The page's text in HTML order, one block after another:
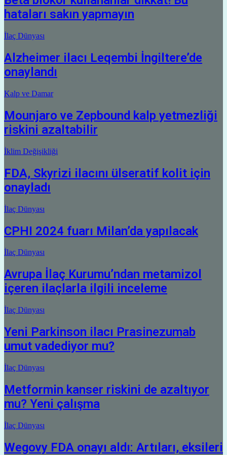
hataları sakın yapmayın
İlaç Dünyası
Alzheimer ilacı Leqembi İngiltere’de
onaylandı
Kalp ve Damar
Mounjaro ve Zepbound kalp yetmezliği
riskini azaltabilir
İklim Değişikliği
FDA, Skyrizi ilacını ülseratif kolit için
onayladı
İlaç Dünyası
CPHI 2024 fuarı Milan’da yapılacak
İlaç Dünyası
Avrupa İlaç Kurumu’ndan metamizol
içeren ilaçlarla ilgili inceleme
İlaç Dünyası
Yeni Parkinson ilacı Prasinezumab
umut vadediyor mu?
İlaç Dünyası
Metformin kanser riskini de azaltıyor
mu? Yeni çalışma
İlaç Dünyası
Wegovy FDA onayı aldı: Artıları, eksileri